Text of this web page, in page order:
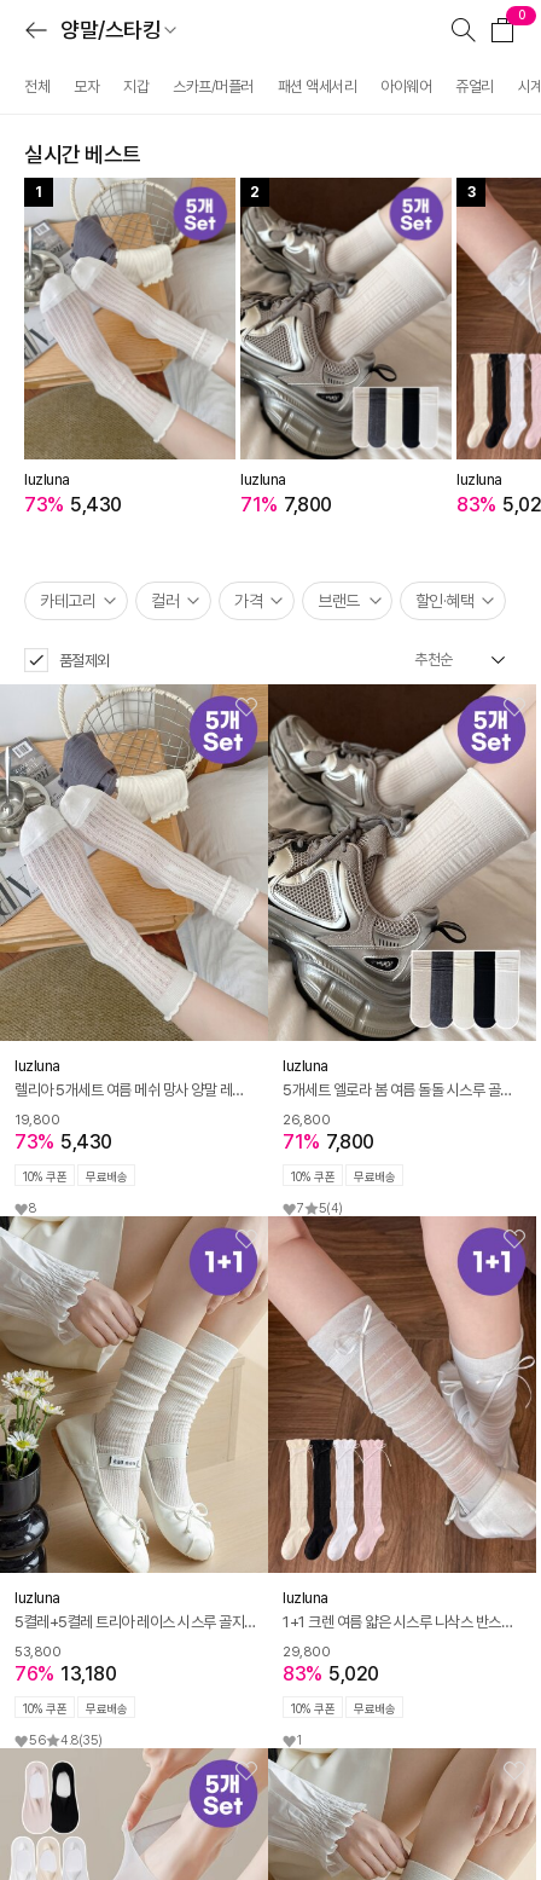
양말/스타킹
0
전체 모자 지갑 스카프/머플러 패션 액세서리 아이웨어 쥬얼리 시
실시간 베스트
1
luzluna
73% 5,430
2
luzluna
71% 7,800
3
luzluna
83%
카테고리 컬러 가격 브랜드 할인·혜택
품절제외
luzluna
렐리아 5개세트 여름 메쉬 망사 양말 레이스 프릴 시스루 발레코어 삭스 R304
19,800
73% 5,430
10% 쿠폰 무료배송
8
luzluna
5개세트 엘로라 봄 여름 돌돌 시스루 골지 구두 스타킹 양말 R267
26,800
71% 7,800
10% 쿠폰 무료배송
7 5(4)
luzluna
5켤레+5켤레 트리아 레이스 시스루 골지 면 양말 여름 긴양말 세트
53,800
76% 13,180
10% 쿠폰 무료배송
56 4.8(35)
luzluna
1+1 크렌 여름 얇은 시스루 니삭스 반스타킹 리본 망사 메리제인 롱삭스 R302
29,800
83% 5,020
10% 쿠폰 무료배송
1